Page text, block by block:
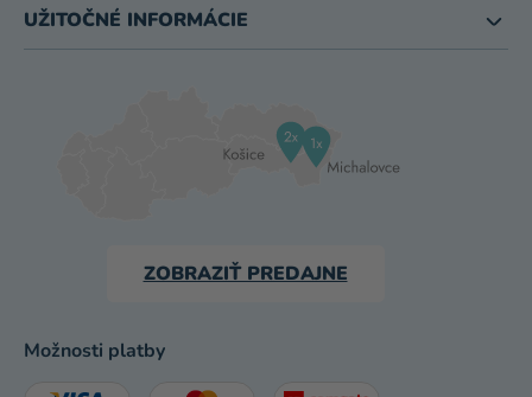
UŽITOČNÉ INFORMÁCIE
ZOBRAZIŤ PREDAJNE
Možnosti platby